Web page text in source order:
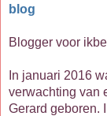
blog
Blogger voor
In januari 2016
verwachting van
Gerard geboren.